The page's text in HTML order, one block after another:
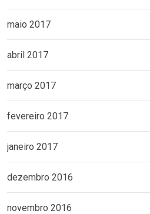
maio 2017
abril 2017
março 2017
fevereiro 2017
janeiro 2017
dezembro 2016
novembro 2016